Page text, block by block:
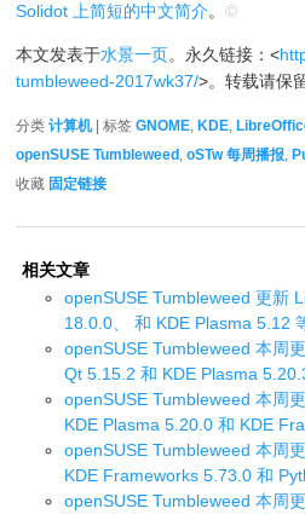
Solidot 上简短的中文简介。©
本文发表于水景一页。永久链接：<
tumbleweed-2017wk37/>。转载请保
分类计算机| 标签GNOME, KDE,
openSUSE Tumbleweed ,oSTw 每周播报,
收藏 固定链接
相关文章
openSUSE Tumbleweed 更新
18.0.0、 和 KDE Plasma 5.12
openSUSE Tumbleweed 本周
Qt 5.15.2 和 KDE Plasma
openSUSE Tumbleweed 本周
KDE Plasma 5.20.0 和 KDE
openSUSE Tumbleweed 本周
KDE Frameworks 5.73.0 和
openSUSE Tumbleweed 本周